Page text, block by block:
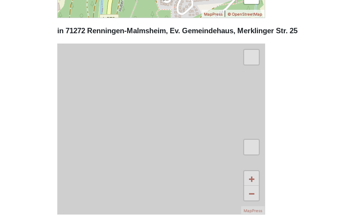
MapPress| © OpenStreetMap
in 71272 Renningen-Malmsheim, Ev. Gemeindehaus, Merklinger Str. 25
+
−
MapPress